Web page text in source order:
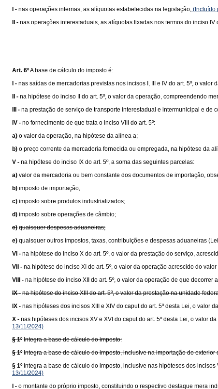
I - nas operações internas, as alíquotas estabelecidas na legislação; (Incluído
II - nas operações interestaduais, as alíquotas fixadas nos termos do inciso IV
Art. 6ºA base de cálculo do imposto é:
I - nas saídas de mercadorias previstas nos incisos I, III e IV do art. 5º, o valor
II - na hipótese do inciso II do art. 5º, o valor da operação, compreendendo
III - na prestação de serviço de transporte interestadual e intermunicipal e de
IV - no fornecimento de que trata o inciso VIII do art. 5º:
a) o valor da operação, na hipótese da alínea a;
b) o preço corrente da mercadoria fornecida ou empregada, na hipótese da
V - na hipótese do inciso IX do art. 5º, a soma das seguintes parcelas:
a) valor da mercadoria ou bem constante dos documentos de importação,
b) imposto de importação;
c) imposto sobre produtos industrializados;
d) imposto sobre operações de câmbio;
e) quaisquer despesas aduaneiras;
e) quaisquer outros impostos, taxas, contribuições e despesas aduaneiras
VI - na hipótese do inciso X do art. 5º, o valor da prestação do serviço,
VII - na hipótese do inciso XI do art. 5º, o valor da operação acrescido do
VIII - na hipótese do inciso XII do art. 5º, o valor da operação de que decorrer
IX - na hipótese do inciso XIII do art. 5º, o valor da prestação na unidade
IX - nas hipóteses dos incisos XIII e XIV do caput do art. 5º desta Lei, o valor
X - nas hipóteses dos incisos XV e XVI do caput do art. 5º desta Lei, o valor
13/11/2024)
§ 1º Integra a base de cálculo do imposto:
§ 1º Integra a base de cálculo do imposto, inclusive na importação do
§ 1º Integra a base de cálculo do imposto, inclusive nas hipóteses dos
13/11/2024)
I - o montante do próprio imposto, constituindo o respectivo destaque mera